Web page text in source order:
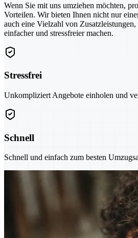
Wenn Sie mit uns umziehen möchten,
Vorteilen. Wir bieten Ihnen nicht nur
auch eine Vielzahl von
einfacher und stressfreier machen.
Stressfrei
Unkompliziert Angebote einholen und
Schnell
Schnell und einfach zum besten